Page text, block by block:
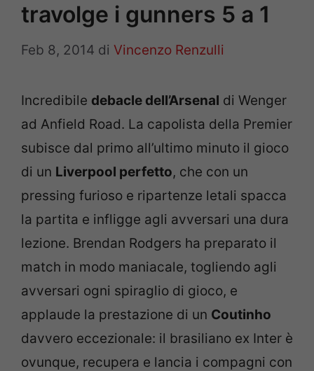
travolge i gunners 5 a 1
Feb 8, 2014 di Vincenzo Renzulli
Incredibile debacle dell’Arsenal di Wenger
ad Anfield Road. La capolista della Premier
subisce dal primo all’ultimo minuto il gioco
di un Liverpool perfetto, che con un
pressing furioso e ripartenze letali spacca
la partita e infligge agli avversari una dura
lezione. Brendan Rodgers ha preparato il
match in modo maniacale, togliendo agli
avversari ogni spiraglio di gioco, e
applaude la prestazione di un Coutinho
davvero eccezionale: il brasiliano ex Inter è
ovunque, recupera e lancia i compagni con